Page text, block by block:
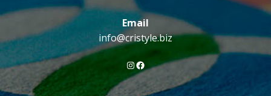
Email
info@cristyle.biz
Instagram
Facebook